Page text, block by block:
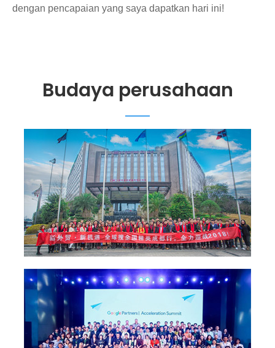
dengan pencapaian yang saya dapatkan hari ini!
Budaya perusahaan